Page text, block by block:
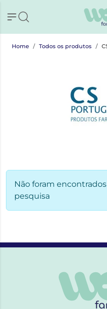
Home Todos os produtos
Não foram
pesquisa